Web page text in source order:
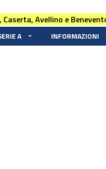
Avellino e
A INFORMAZIONI